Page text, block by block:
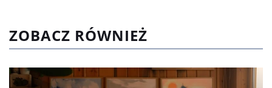
ZOBACZ RÓWNIEŻ